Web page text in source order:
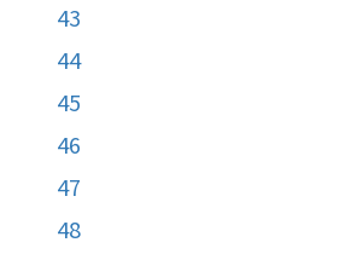
43
44
45
46
47
48